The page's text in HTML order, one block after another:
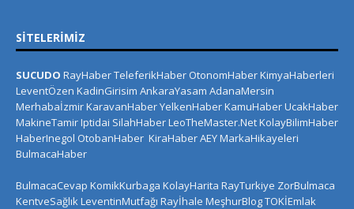
SITELERIMIZ
SUCUDO RayHaberTeleferikHaber OtonomHaberKimyaHaberleri
LeventÖzen KadinGirisim AnkaraYasam AdanaMersin
MerhabaİzmirKaravanHaberYelkenHaberKamuHaberUcakHaber
MakineTamirIptidai SilahHaberLeoTheMaster.NetKolayBilimHaber
HaberInegol OtobanHaber KiraHaberAEYMarkaHikayeleri
BulmacaHaber
BulmacaCevap KomikKurbaga KolayHarita RayTurkiye ZorBulmaca
KentveSağlıkLeventinMutfağı Rayİhale MeşhurBlogTOKİEmlak